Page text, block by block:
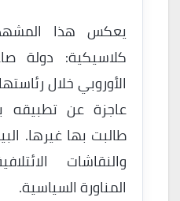
يعكس هذا
كلاسيكية: دولة
الأوروبي خلال
عاجزة عن تطبيقه
طالبت بها غيرها.
والنقاشات
المناورة السياسية.